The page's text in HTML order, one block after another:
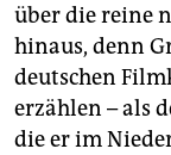
über die reine
hinaus, denn
deutschen
erzählen – als
die er im